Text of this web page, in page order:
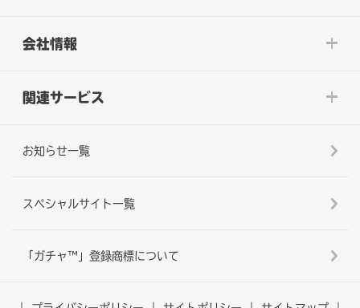
会社情報
関連サービス
お知らせ一覧
スペシャルサイト一覧
「ガチャ™」登録商標について